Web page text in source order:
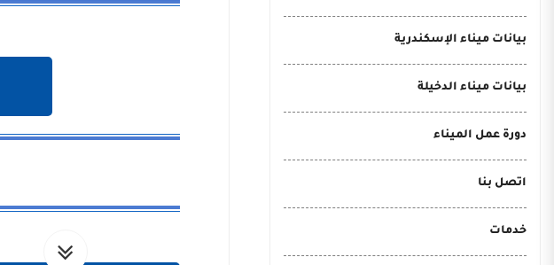
بيانات ميناء الإسكندرية
بيانات ميناء الدخيلة
دورة عمل الميناء
اتصل بنا
خدمات